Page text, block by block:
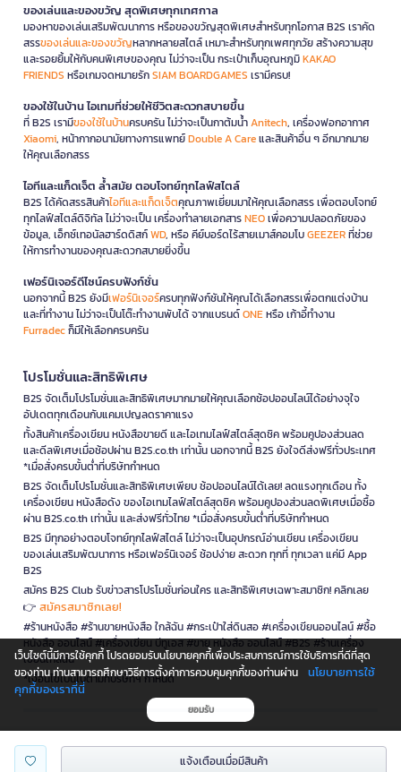
แจ้งเตือนเมื่อมีสินค้า
ของเล่นและของขวัญ สุดพิเศษทุกเทศกาล
มองหาของเล่นเสริมพัฒนาการ หรือของขวัญสุดพิเศษสำหรับทุกโอกาส B2S เราคัด
สรรของเล่นและของขวัญหลากหลายสไตล์ เหมาะสำหรับทุกเพศทุกวัย สร้างความสุข
และรอยยิ้มให้กับคนพิเศษของคุณ ไม่ว่าจะเป็น กระเป๋าเก็บอุณหภูมิKAKAO
FRIENDS หรือเกมจดหมายรักSIAM BOARDGAMES เรามีครบ!
ของใช้ในบ้าน ไอเทมที่ช่วยให้ชีวิตสะดวกสบายขึ้น
ที่ B2S เรามีของใช้ในบ้านครบครัน ไม่ว่าจะเป็นกาต้มน้ำAnitech, เครื่องฟอกอากาศ
Xiaomi, หน้ากากอนามัยทางการแพทย์Double A Careและสินค้าอื่น ๆ อีกมากมาย
ให้คุณเลือกสรร
ไอทีและแก็ดเจ็ต ล้ำสมัย ตอบโจทย์ทุกไลฟ์สไตล์
B2S ได้คัดสรรสินค้าไอทีและแก็ดเจ็ตคุณภาพเยี่ยมมาให้คุณเลือกสรร เพื่อตอบโจทย์
ทุกไลฟ์สไตล์ดิจิทัล ไม่ว่าจะเป็น เครื่องทำลายเอกสารNEOเพื่อความปลอดภัยของ
ข้อมูล, เอ็กซ์เทอนัลฮาร์ดดิสก์WD, หรือ คีย์บอร์ดไร้สายเมาส์คอมโบGEEZERที่ช่วย
ให้การทำงานของคุณสะดวกสบายยิ่งขึ้น
เฟอร์นิเจอร์ดีไซน์ครบฟังก์ชั่น
นอกจากนี้ B2S ยังมีเฟอร์นิเจอร์ครบทุกฟังก์ชันให้คุณได้เลือกสรรเพื่อตกแต่งบ้าน
และที่ทำงาน ไม่ว่าจะเป็นโต๊ะทำงานพับได้ จากแบรนด์ONEหรือ เก้าอี้ทำงาน
Furradecก็มีให้เลือกครบครัน
โปรโมชั่นและสิทธิพิเศษ
B2S จัดเต็มโปรโมชั่นและสิทธิพิเศษมากมายให้คุณเลือกช้อปออนไลน์ได้อย่างจุใจ
อัปเดตทุกเดือนกับแคมเปญลดราคาแรง
ทั้งสินค้าเครื่องเขียน หนังสือขายดี และไอเทมไลฟ์สไตล์สุดชิค พร้อมคูปองส่วนลด
และดีลพิเศษเมื่อช้อปผ่าน B2S.co.th เท่านั้น นอกจากนี้ B2S ยังใจดีส่งฟรีทั่วประเทศ
*เมื่อสั่งครบขั้นต่ำที่บริษัทกำหนด
B2S จัดเต็มโปรโมชั่นและสิทธิพิเศษเพียบ ช้อปออนไลน์ได้เลย! ลดแรงทุกเดือน ทั้ง
เครื่องเขียน หนังสือดัง ของไอเทมไลฟ์สไตล์สุดชิค พร้อมคูปองส่วนลดพิเศษเมื่อซื้อ
ผ่าน B2S.co.th เท่านั้น และส่งฟรีทั่วไทย *เมื่อสั่งครบขั้นต่ำที่บริษัทกำหนด
B2S มีทุกอย่างตอบโจทย์ทุกไลฟ์สไตล์ ไม่ว่าจะเป็นอุปกรณ์อ่านเขียน เครื่องเขียน
ของเล่นเสริมพัฒนาการ หรือเฟอร์นิเจอร์ ช้อปง่าย สะดวก ทุกที่ ทุกเวลา แค่มี App
B2S
สมัคร B2S Club รับข่าวสารโปรโมชั่นก่อนใคร และสิทธิพิเศษเฉพาะสมาชิก! คลิกเลย
👉 สมัครสมาชิกเลย!
#ร้านหนังสือ #ร้านขายหนังสือ ใกล้ฉัน #กระเป๋าใส่ดินสอ #เครื่องเขียนออนไลน์ #ซื้อ
หนังสือ ออนไลน์ #เครื่องเขียน บีทูเอส #ขาย หนังสือ ออนไลน์ #B2S #ร้านเครื่อง
เขียนใกล้ฉัน
*เงื่อนไขเป็นไปตามที่บริษัทฯ กำหนด
is a company operating under
เว็บไซต์นี้มีการใช้คุกกี้ โปรดยอมรับนโยบายคุกกี้เพื่อประสบการณ์การใช้บริการที่ดีที่สุด
ของท่าน ท่านสามารถศึกษาวิธีการตั้งค่าการควบคุมคุกกี้ของท่านผ่าน
นโยบายการใช้
คุกกี้ของเราที่นี่
ยอมรับ